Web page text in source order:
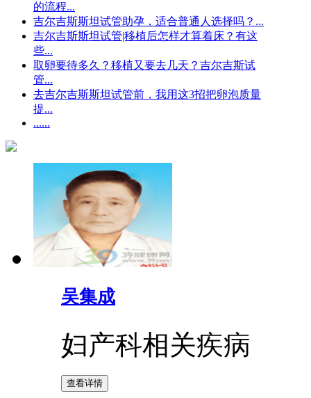
的流程...
吉尔吉斯斯坦试管助孕，适合普通人选择吗？...
吉尔吉斯斯坦试管|移植后怎样才算着床？有这
些...
取卵要待多久？移植又要去几天？吉尔吉斯试
管...
去吉尔吉斯斯坦试管前，我用这3招把卵泡质量
提...
......
吴集成
妇产科相关疾病